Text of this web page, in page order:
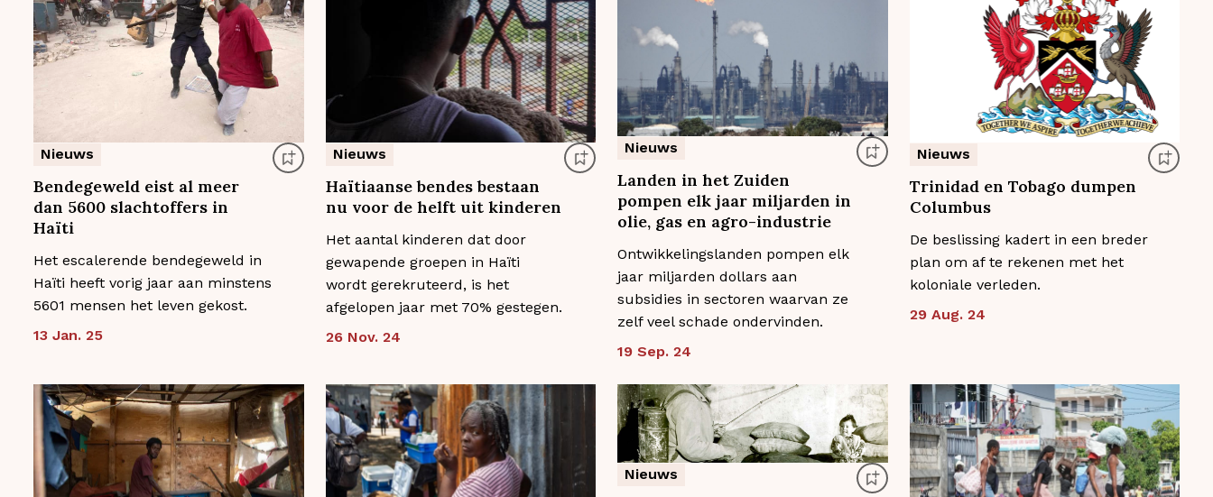
Nieuws
Bendegeweld eist al meer
dan 5600 slachtoffers in
Haïti
Het escalerende bendegeweld in
Haïti heeft vorig jaar aan minstens
5601 mensen het leven gekost.
13 Jan. 25
Nieuws
Haïtiaanse bendes bestaan
nu voor de helft uit kinderen
Het aantal kinderen dat door
gewapende groepen in Haïti
wordt gerekruteerd, is het
afgelopen jaar met 70% gestegen.
26 Nov. 24
Nieuws
Landen in het Zuiden
pompen elk jaar miljarden in
olie, gas en agro-industrie
Ontwikkelingslanden pompen elk
jaar miljarden dollars aan
subsidies in sectoren waarvan ze
zelf veel schade ondervinden.
19 Sep. 24
Nieuws
Trinidad en Tobago dumpen
Columbus
De beslissing kadert in een breder
plan om af te rekenen met het
koloniale verleden.
29 Aug. 24
Nieuws